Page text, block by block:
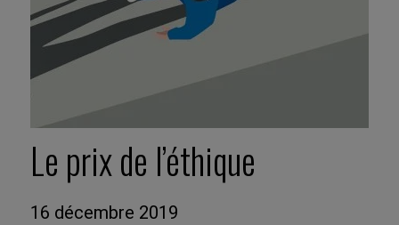
Le prix de l’éthique
16 décembre 2019